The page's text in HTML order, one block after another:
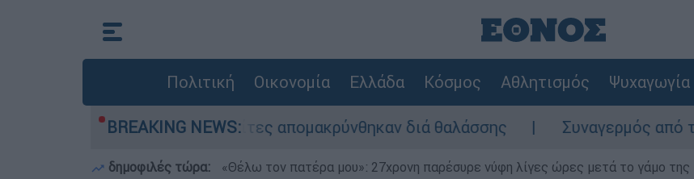
Πολιτική Οικονομία Ελλάδα Κόσμος Αθλητισμός Ψυχαγωγία
BREAKING NEWS:
διάσωσης - 254 πολίτες απομακρύνθηκαν διά θαλάσσης Συναγερμός από τον
δημοφιλές τώρα: «Θέλω τον πατέρα μου»: 27χρονη παρέσυρε νύφη λίγες ώρες μετά το γάμο της